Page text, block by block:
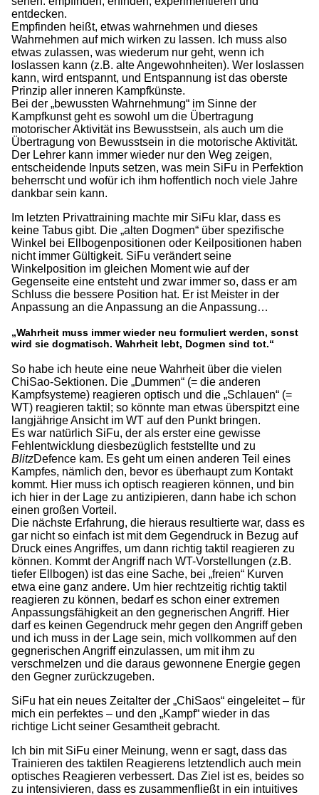
entdecken.
Empfinden heißt, etwas wahrnehmen und dieses
Wahrnehmen auf mich wirken zu lassen. Ich muss also
etwas zulassen, was wiederum nur geht, wenn ich
loslassen kann (z.B. alte Angewohnheiten). Wer loslassen
kann, wird entspannt, und Entspannung ist das oberste
Prinzip aller inneren Kampfkünste.
Bei der „bewussten Wahrnehmung“ im Sinne der
Kampfkunst geht es sowohl um die Übertragung
motorischer Aktivität ins Bewusstsein, als auch um die
Übertragung von Bewusstsein in die motorische Aktivität.
Der Lehrer kann immer wieder nur den Weg zeigen,
entscheidende Inputs setzen, was mein SiFu in Perfektion
beherrscht und wofür ich ihm hoffentlich noch viele Jahre
dankbar sein kann.
Im letzten Privattraining machte mir SiFu klar, dass es
keine Tabus gibt. Die „alten Dogmen“ über spezifische
Winkel bei Ellbogenpositionen oder Keilpositionen haben
nicht immer Gültigkeit. SiFu verändert seine
Winkelposition im gleichen Moment wie auf der
Gegenseite eine entsteht und zwar immer so, dass er am
Schluss die bessere Position hat. Er ist Meister in der
Anpassung an die Anpassung an die Anpassung…
„Wahrheit muss immer wieder neu formuliert werden, sonst
wird sie dogmatisch. Wahrheit lebt, Dogmen sind tot.“
So habe ich heute eine neue Wahrheit über die vielen
ChiSao-Sektionen. Die „Dummen“ (= die anderen
Kampfsysteme) reagieren optisch und die „Schlauen“ (=
WT) reagieren taktil; so könnte man etwas überspitzt eine
langjährige Ansicht im WT auf den Punkt bringen.
Es war natürlich SiFu, der als erster eine gewisse
Fehlentwicklung diesbezüglich feststellte und zu
BlitzDefence kam. Es geht um einen anderen Teil eines
Kampfes, nämlich den, bevor es überhaupt zum Kontakt
kommt. Hier muss ich optisch reagieren können, und bin
ich hier in der Lage zu antizipieren, dann habe ich schon
einen großen Vorteil.
Die nächste Erfahrung, die hieraus resultierte war, dass es
gar nicht so einfach ist mit dem Gegendruck in Bezug auf
Druck eines Angriffes, um dann richtig taktil reagieren zu
können. Kommt der Angriff nach WT-Vorstellungen (z.B.
tiefer Ellbogen) ist das eine Sache, bei „freien“ Kurven
etwa eine ganz andere. Um hier rechtzeitig richtig taktil
reagieren zu können, bedarf es schon einer extremen
Anpassungsfähigkeit an den gegnerischen Angriff. Hier
darf es keinen Gegendruck mehr gegen den Angriff geben
und ich muss in der Lage sein, mich vollkommen auf den
gegnerischen Angriff einzulassen, um mit ihm zu
verschmelzen und die daraus gewonnene Energie gegen
den Gegner zurückzugeben.
SiFu hat ein neues Zeitalter der „ChiSaos“ eingeleitet – für
mich ein perfektes – und den „Kampf“ wieder in das
richtige Licht seiner Gesamtheit gebracht.
Ich bin mit SiFu einer Meinung, wenn er sagt, dass das
Trainieren des taktilen Reagierens letztendlich auch mein
optisches Reagieren verbessert. Das Ziel ist es, beides so
zu intensivieren, dass es zusammenfließt in ein intuitives